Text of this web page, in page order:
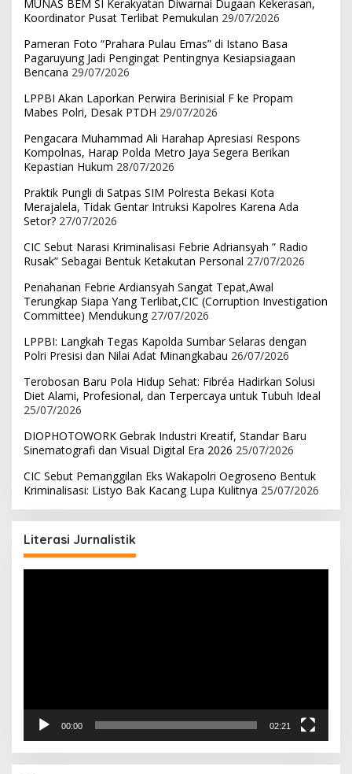
MUNAS BEM SI Kerakyatan Diwarnai Dugaan Kekerasan,
Koordinator Pusat Terlibat Pemukulan 29/07/2026
Pameran Foto “Prahara Pulau Emas” di Istano Basa
Pagaruyung Jadi Pengingat Pentingnya Kesiapsiagaan
Bencana 29/07/2026
LPPBI Akan Laporkan Perwira Berinisial F ke Propam
Mabes Polri, Desak PTDH 29/07/2026
Pengacara Muhammad Ali Harahap Apresiasi Respons
Kompolnas, Harap Polda Metro Jaya Segera Berikan
Kepastian Hukum 28/07/2026
Praktik Pungli di Satpas SIM Polresta Bekasi Kota
Merajalela, Tidak Gentar Intruksi Kapolres Karena Ada
Setor? 27/07/2026
CIC Sebut Narasi Kriminalisasi Febrie Adriansyah ” Radio
Rusak” Sebagai Bentuk Ketakutan Personal 27/07/2026
Penahanan Febrie Ardiansyah Sangat Tepat,Awal
Terungkap Siapa Yang Terlibat,CIC (Corruption Investigation
Committee) Mendukung 27/07/2026
LPPBI: Langkah Tegas Kapolda Sumbar Selaras dengan
Polri Presisi dan Nilai Adat Minangkabau 26/07/2026
Terobosan Baru Pola Hidup Sehat: Fibréa Hadirkan Solusi
Diet Alami, Profesional, dan Terpercaya untuk Tubuh Ideal
25/07/2026
DIOPHOTOWORK Gebrak Industri Kreatif, Standar Baru
Sinematografi dan Visual Digital Era 2026 25/07/2026
CIC Sebut Pemanggilan Eks Wakapolri Oegroseno Bentuk
Kriminalisasi: Listyo Bak Kacang Lupa Kulitnya 25/07/2026
Literasi Jurnalistik
00:00 02:21